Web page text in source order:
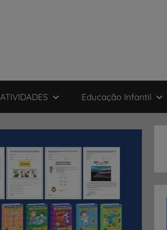
ATIVIDADES Educação Infantil